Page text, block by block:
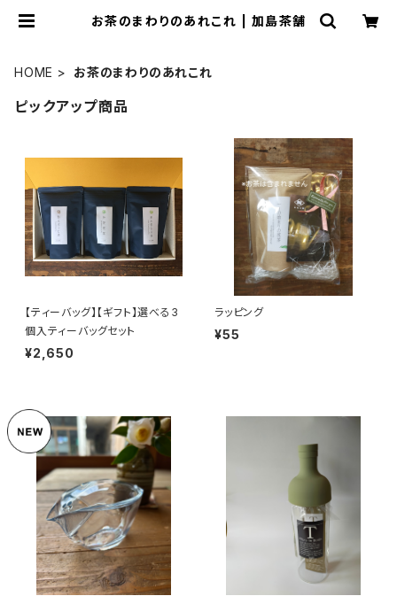
お茶のまわりのあれこれ | 加島茶舗
HOME お茶のまわりのあれこれ
ピックアップ商品
【ティーバッグ】【ギフト】選べる3
個入ティーバッグセット
¥2,650
ラッピング
¥55